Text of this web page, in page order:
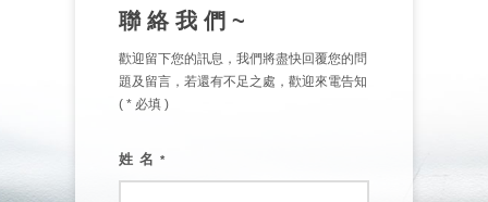
聯 絡 我 們 ~
歡迎留下您的訊息，我們將盡快回覆您的問
題及留言，若還有不足之處，歡迎來電告知
( * 必填 )
姓 名 *